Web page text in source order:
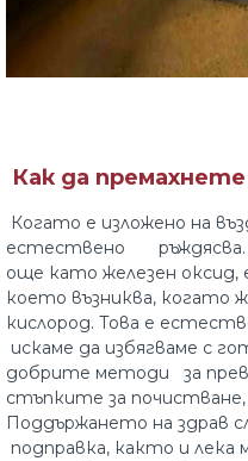
Как да
Когато е изложено на
естествено ръждясва.
още като железен
което възниква, когато
кислород. Това е
искаме да избягваме с
добрите методи за
стъпките за
Поддържането на здрав
подправка, както и лека